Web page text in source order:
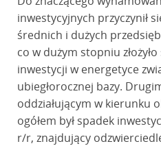
inwestycyjnych przyczynił
średnich i dużych
co w dużym stopniu
inwestycji w energetyce
ubiegłorocznej bazy.
oddziałującym w kierunku
ogółem był spadek
r/r, znajdujący